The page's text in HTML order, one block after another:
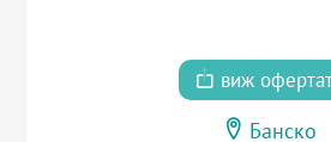
виж
Банско